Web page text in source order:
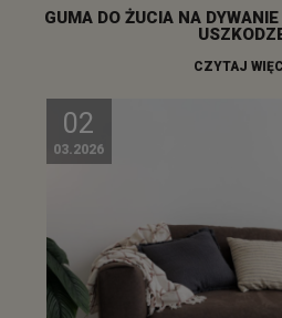
GUMA DO ŻUCIA NA
CZYTAJ
02
03.2026